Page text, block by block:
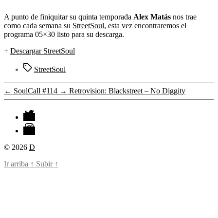
A punto de finiquitar su quinta temporada Alex Matás nos trae
como cada semana su StreetSoul, esta vez encontraremos el
programa 05×30 listo para su descarga.
+ Descargar StreetSoul
Etiquetas
StreetSoul
← SoulCall #114 → Retrovision: Blackstreet – No Diggity
Twitter
Instagram
© 2026 D
Ir arriba ↑ Subir ↑